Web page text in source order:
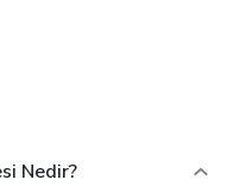
Nedir?